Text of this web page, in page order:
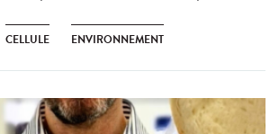
CELLULE ENVIRONNEMENT